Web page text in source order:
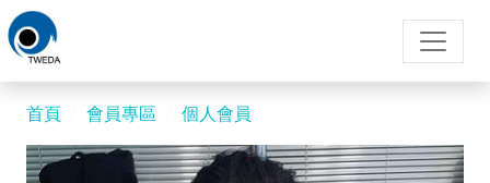
首頁 會員專區 個人會員